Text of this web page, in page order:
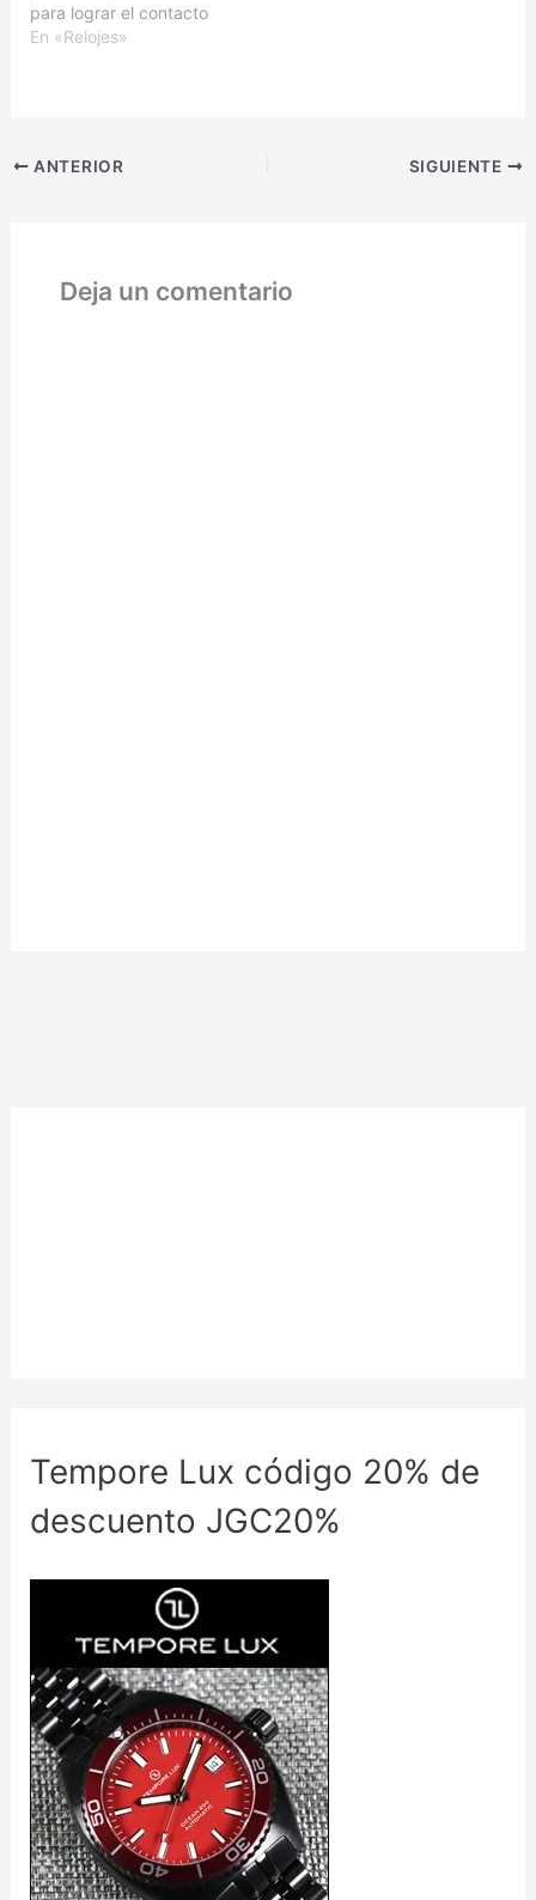
para lograr el contacto
con los protagonistas de
entrevistas a marcas de
En «Relojes»
ANTERIOR SIGUIENTE
Deja un comentario
Tempore Lux código 20% de
descuento JGC20%